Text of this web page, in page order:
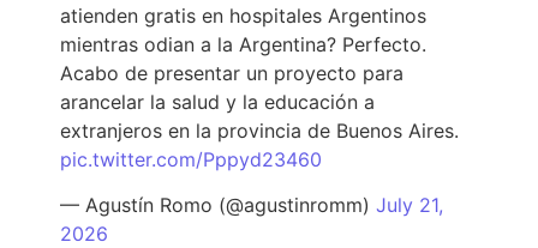
atienden gratis en hospitales Argentinos
mientras odian a la Argentina? Perfecto.
Acabo de presentar un proyecto para
arancelar la salud y la educación a
extranjeros en la provincia de Buenos Aires.
pic.twitter.com/Pppyd23460
— Agustín Romo (@agustinromm) July 21,
2026